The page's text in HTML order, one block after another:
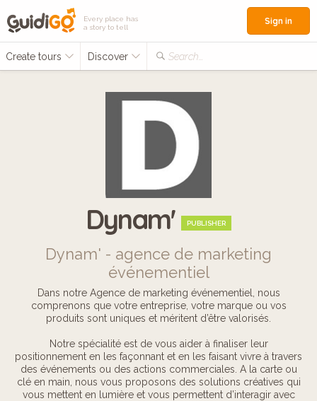
Every place has
a story to tell
Create tours Discover Search...
Sign in
Dynam' PUBLISHER
Dynam' - agence de marketing
événementiel
Dans notre Agence de marketing événementiel, nous
comprenons que votre entreprise, votre marque ou vos
produits sont uniques et méritent d’être valorisés.
Notre spécialité est de vous aider à finaliser leur
positionnement en les façonnant et en les faisant vivre à travers
des événements ou des actions commerciales. A la carte ou
clé en main, nous vous proposons des solutions créatives qui
vous mettent en lumière et vous permettent d’interagir avec